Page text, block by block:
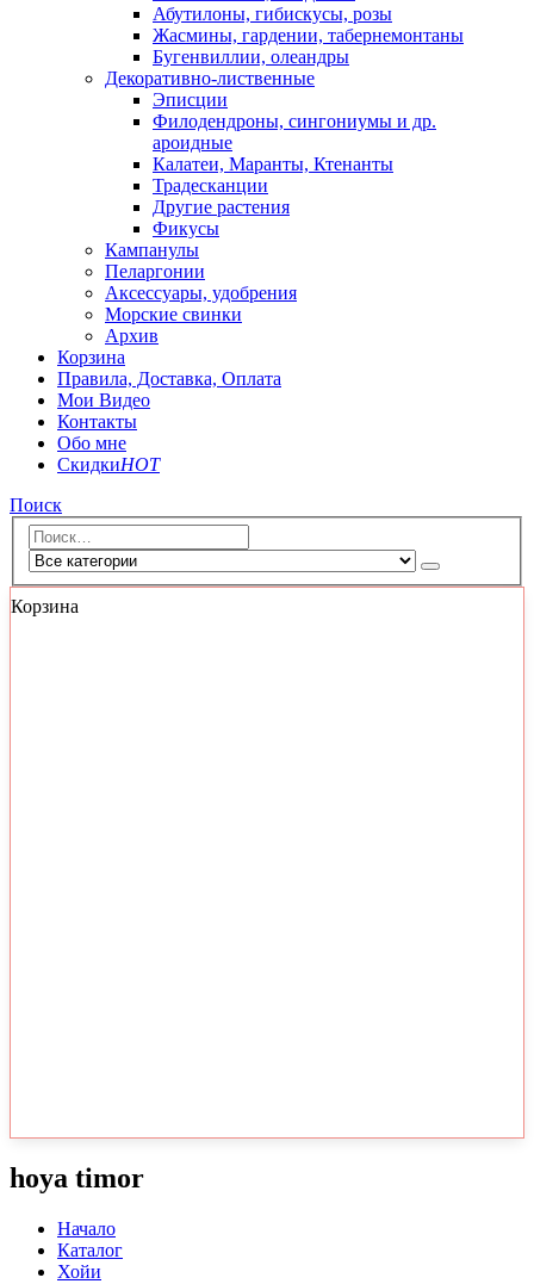
Абутилоны, гибискусы, розы
Жасмины, гардении, табернемонтаны
Бугенвиллии, олеандры
Декоративно-лиственные
Эписции
Филодендроны, сингониумы и др.
ароидные
Калатеи, Маранты, Ктенанты
Традесканции
Другие растения
Фикусы
Кампанулы
Пеларгонии
Аксессуары, удобрения
Морские свинки
Архив
Корзина
Правила, Доставка, Оплата
Мои Видео
Контакты
Обо мне
СкидкиHOT
Поиск
Корзина
hoya timor
Начало
Каталог
Хойи